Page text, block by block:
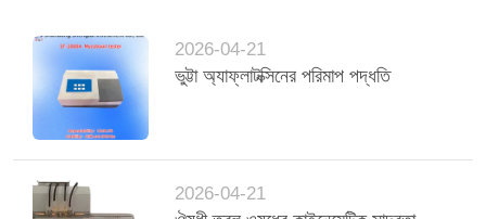
2026-04-21
ভুট্টা অ্যাফ্লাটক্সিনের পরিমাপ পদ্ধতি
2026-04-21